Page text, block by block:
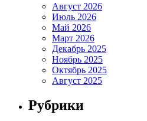
Август 2026
Июль 2026
Май 2026
Март 2026
Декабрь 2025
Ноябрь 2025
Октябрь 2025
Август 2025
Рубрики